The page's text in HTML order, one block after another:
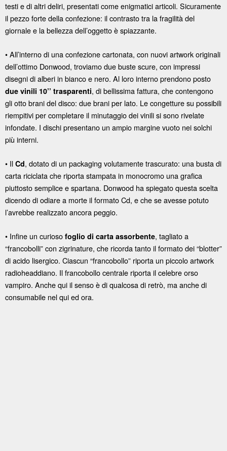
testi e di altri deliri, presentati come enigmatici articoli. Sicuramente
il pezzo forte della confezione: il contrasto tra la fragilità del
giornale e la bellezza dell’oggetto è spiazzante.
• All’interno di una confezione cartonata, con nuovi artwork originali
dell’ottimo Donwood, troviamo due buste scure, con impressi
disegni di alberi in bianco e nero. Al loro interno prendono posto
due vinili 10’’ trasparenti, di bellissima fattura, che contengono
gli otto brani del disco: due brani per lato. Le congetture su possibili
riempitivi per completare il minutaggio dei vinili si sono rivelate
infondate. I dischi presentano un ampio margine vuoto nei solchi
più interni.
• Il Cd, dotato di un packaging volutamente trascurato: una busta di
carta riciclata che riporta stampata in monocromo una grafica
piuttosto semplice e spartana. Donwood ha spiegato questa scelta
dicendo di odiare a morte il formato Cd, e che se avesse potuto
l’avrebbe realizzato ancora peggio.
• Infine un curioso foglio di carta assorbente, tagliato a
“francobolli” con zigrinature, che ricorda tanto il formato dei “blotter”
di acido lisergico. Ciascun “francobollo” riporta un piccolo artwork
radioheaddiano. Il francobollo centrale riporta il celebre orso
vampiro. Anche qui il senso è di qualcosa di retrò, ma anche di
consumabile nel qui ed ora.